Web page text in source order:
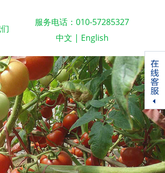
服务电话：010-57285327
中文 | English